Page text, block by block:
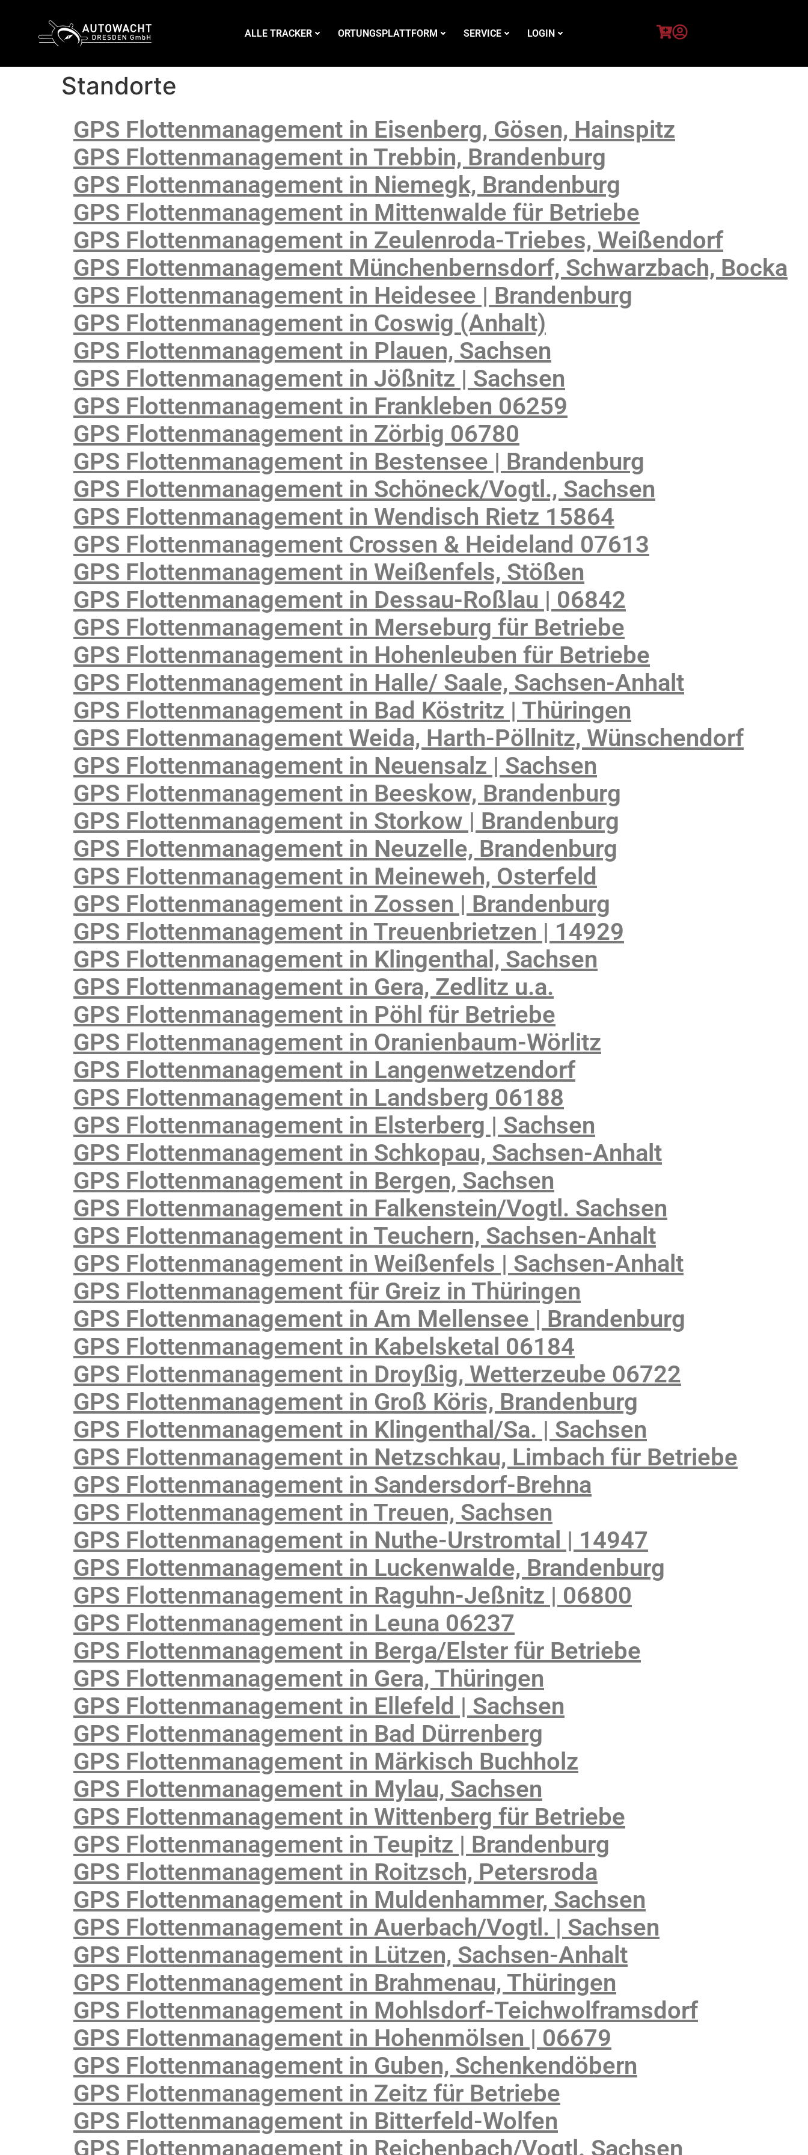
ALLE TRACKER ORTUNGSPLATTFORM SERVICE LOGIN
Standorte
GPS Flottenmanagement in Eisenberg, Gösen, Hainspitz
GPS Flottenmanagement in Trebbin, Brandenburg
GPS Flottenmanagement in Niemegk, Brandenburg
GPS Flottenmanagement in Mittenwalde für Betriebe
GPS Flottenmanagement in Zeulenroda-Triebes, Weißendorf
GPS Flottenmanagement Münchenbernsdorf, Schwarzbach, Bocka
GPS Flottenmanagement in Heidesee | Brandenburg
GPS Flottenmanagement in Coswig (Anhalt)
GPS Flottenmanagement in Plauen, Sachsen
GPS Flottenmanagement in Jößnitz | Sachsen
GPS Flottenmanagement in Frankleben 06259
GPS Flottenmanagement in Zörbig 06780
GPS Flottenmanagement in Bestensee | Brandenburg
GPS Flottenmanagement in Schöneck/Vogtl., Sachsen
GPS Flottenmanagement in Wendisch Rietz 15864
GPS Flottenmanagement Crossen & Heideland 07613
GPS Flottenmanagement in Weißenfels, Stößen
GPS Flottenmanagement in Dessau-Roßlau | 06842
GPS Flottenmanagement in Merseburg für Betriebe
GPS Flottenmanagement in Hohenleuben für Betriebe
GPS Flottenmanagement in Halle/ Saale, Sachsen-Anhalt
GPS Flottenmanagement in Bad Köstritz | Thüringen
GPS Flottenmanagement Weida, Harth-Pöllnitz, Wünschendorf
GPS Flottenmanagement in Neuensalz | Sachsen
GPS Flottenmanagement in Beeskow, Brandenburg
GPS Flottenmanagement in Storkow | Brandenburg
GPS Flottenmanagement in Neuzelle, Brandenburg
GPS Flottenmanagement in Meineweh, Osterfeld
GPS Flottenmanagement in Zossen | Brandenburg
GPS Flottenmanagement in Treuenbrietzen | 14929
GPS Flottenmanagement in Klingenthal, Sachsen
GPS Flottenmanagement in Gera, Zedlitz u.a.
GPS Flottenmanagement in Pöhl für Betriebe
GPS Flottenmanagement in Oranienbaum-Wörlitz
GPS Flottenmanagement in Langenwetzendorf
GPS Flottenmanagement in Landsberg 06188
GPS Flottenmanagement in Elsterberg | Sachsen
GPS Flottenmanagement in Schkopau, Sachsen-Anhalt
GPS Flottenmanagement in Bergen, Sachsen
GPS Flottenmanagement in Falkenstein/Vogtl. Sachsen
GPS Flottenmanagement in Teuchern, Sachsen-Anhalt
GPS Flottenmanagement in Weißenfels | Sachsen-Anhalt
GPS Flottenmanagement für Greiz in Thüringen
GPS Flottenmanagement in Am Mellensee | Brandenburg
GPS Flottenmanagement in Kabelsketal 06184
GPS Flottenmanagement in Droyßig, Wetterzeube 06722
GPS Flottenmanagement in Groß Köris, Brandenburg
GPS Flottenmanagement in Klingenthal/Sa. | Sachsen
GPS Flottenmanagement in Netzschkau, Limbach für Betriebe
GPS Flottenmanagement in Sandersdorf-Brehna
GPS Flottenmanagement in Treuen, Sachsen
GPS Flottenmanagement in Nuthe-Urstromtal | 14947
GPS Flottenmanagement in Luckenwalde, Brandenburg
GPS Flottenmanagement in Raguhn-Jeßnitz | 06800
GPS Flottenmanagement in Leuna 06237
GPS Flottenmanagement in Berga/Elster für Betriebe
GPS Flottenmanagement in Gera, Thüringen
GPS Flottenmanagement in Ellefeld | Sachsen
GPS Flottenmanagement in Bad Dürrenberg
GPS Flottenmanagement in Märkisch Buchholz
GPS Flottenmanagement in Mylau, Sachsen
GPS Flottenmanagement in Wittenberg für Betriebe
GPS Flottenmanagement in Teupitz | Brandenburg
GPS Flottenmanagement in Roitzsch, Petersroda
GPS Flottenmanagement in Muldenhammer, Sachsen
GPS Flottenmanagement in Auerbach/Vogtl. | Sachsen
GPS Flottenmanagement in Lützen, Sachsen-Anhalt
GPS Flottenmanagement in Brahmenau, Thüringen
GPS Flottenmanagement in Mohlsdorf-Teichwolframsdorf
GPS Flottenmanagement in Hohenmölsen | 06679
GPS Flottenmanagement in Guben, Schenkendöbern
GPS Flottenmanagement in Zeitz für Betriebe
GPS Flottenmanagement in Bitterfeld-Wolfen
GPS Flottenmanagement in Reichenbach/Vogtl. Sachsen